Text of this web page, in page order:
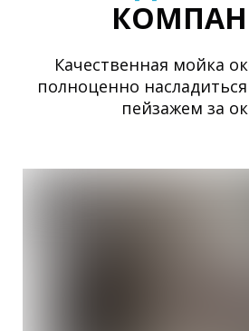
Качественная мойка
полноценно
пейзажем за